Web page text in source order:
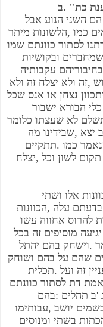
ב. "כת
אבל הנוע השני הם
מיתר הלשונות, כמו
שמו כוונתם לסתור
ובקושיות שמחברים
עקבותיה בחיבוריהם
ולא זה יצלח ולא זה,
שכל אנס או נצחן
ישבור הבורא כלי
כלומר שעצתו לא
מה שבידינו, יצא
תתקיים. כמו
יצלח, וכל לשון תקום
ושתי אלו
הכוונות, עלה בדעתם
עשו אחווה להרוס
בכל זה מוסיפים יגיעה
יהתל בהם וישחק.
ושוחק בהם על שהם
תכלית. ועל זה
כוונתם לסתור דת
בהם: תהלים ב'
עבותימו, יושב
ומנוסים בשתי